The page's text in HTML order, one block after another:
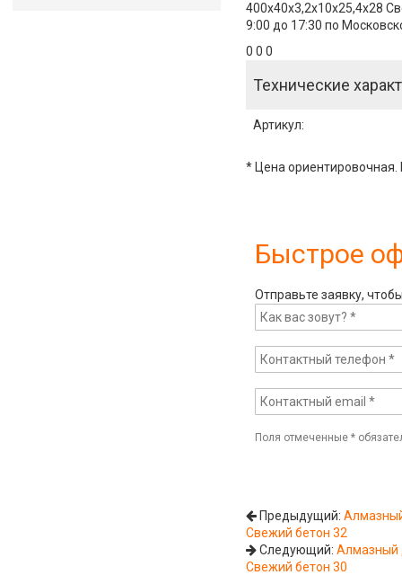
400x40x3,2x10x25,4x28
9:00 до 17:30 по
0 0 0
Технические
Артикул:
* Цена ориентировочная.
Быстрое
Отправьте заявку,
Поля отмеченные*
Предыдущий:
Свежий бетон 32
Следующий:Алмазный
Свежий бетон 30